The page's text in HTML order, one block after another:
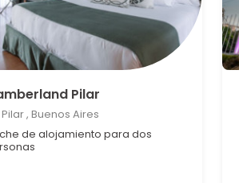
Pilar
Pilar , Buenos Aires
de alojamiento para dos